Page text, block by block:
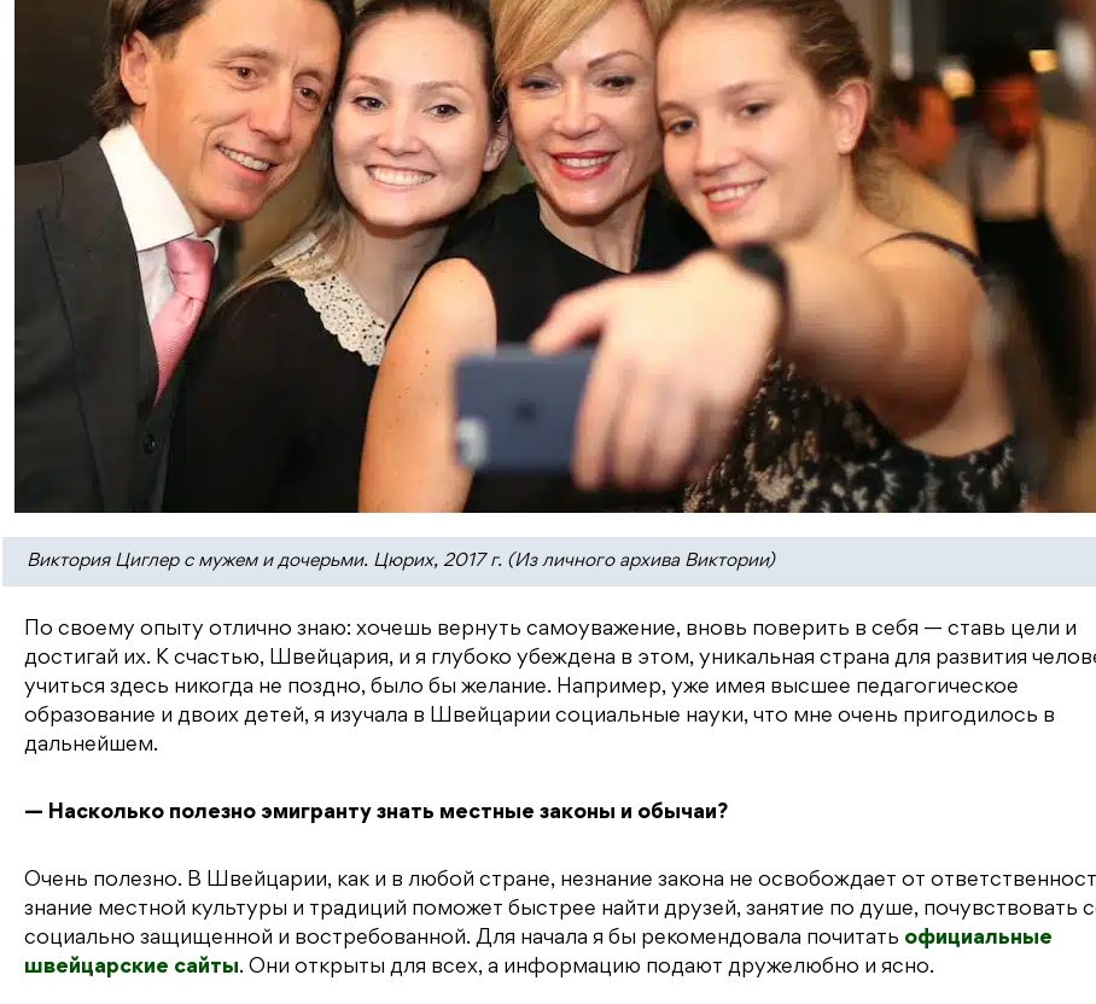
Виктория Циглер с мужем и дочерьми. Цюрих, 2017 г. (Из личного архива Виктории)
По своему опыту отлично знаю: хочешь вернуть самоуважение, вновь поверить в себя — ставь цели и
достигай их. К счастью, Швейцария, и я глубоко убеждена в этом, уникальная страна для развития
учиться здесь никогда не поздно, было бы желание. Например, уже имея высшее педагогическое
образование и двоих детей, я изучала в Швейцарии социальные науки, что мне очень пригодилось в
дальнейшем.
— Насколько полезно эмигранту знать местные законы и обычаи?
Очень полезно. В Швейцарии, как и в любой стране, незнание закона не освобождает от
знание местной культуры и традиций поможет быстрее найти друзей, занятие по душе, почувствовать
социально защищенной и востребованной. Для начала я бы рекомендовала почитать официальные
швейцарские сайты. Они открыты для всех, а информацию подают дружелюбно и ясно.